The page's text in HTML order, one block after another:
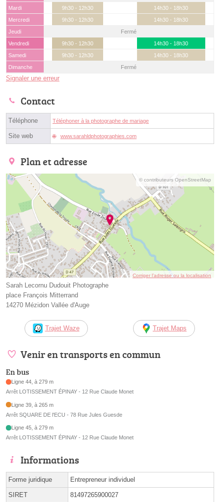
Mardi
9h30 - 12h30
14h30 - 18h30
Mercredi
9h30 - 12h30
14h30 - 18h30
Jeudi
Fermé
Vendredi
9h30 - 12h30
14h30 - 18h30
Samedi
9h30 - 12h30
14h30 - 18h30
Dimanche
Fermé
Signaler une erreur
Contact
Téléphone Téléphoner à la photographe de mariage
Site web www.sarahldphotographies.com
Plan et adresse
© contributeurs OpenStreetMap
Corriger l’adresse ou la localisation
Sarah Lecornu Dudouit Photographe
place François Mitterrand
14270 Mézidon Vallée d'Auge
Trajet Waze Trajet Maps
Venir en transports en commun
En bus
Ligne 44, à 279 m
Arrêt LOTISSEMENT ÉPINAY - 12 Rue Claude Monet
Ligne 39, à 265 m
Arrêt SQUARE DE l'ECU - 78 Rue Jules Guesde
Ligne 45, à 279 m
Arrêt LOTISSEMENT ÉPINAY - 12 Rue Claude Monet
Informations
Forme juridique Entrepreneur individuel
SIRET 81497265900027